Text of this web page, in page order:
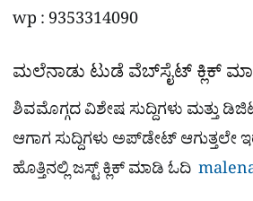
wp : 9353314090
ಮಲೆನಾಡು ಟುಡೆ ವೆಬ್​ಸೈಟ್​ ಕ್ಲಿಕ್
ಶಿವಮೊಗ್ಗದ ವಿಶೇಷ ಸುದ್ದಿಗಳು ಮತ್ತು
ಆಗಾಗ ಸುದ್ದಿಗಳು ಅಪ್​ಡೇಟ್ ಆಗುತ್ತಲೇ
ಹೊತ್ತಿನಲ್ಲಿ ಜಸ್ಟ್ ಕ್ಲಿಕ್ ಮಾಡಿ ಓದಿ